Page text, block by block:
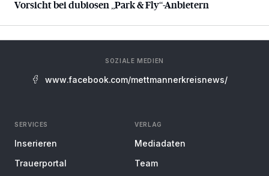
Vorsicht bei dubiosen „Park & Fly“-Anbietern
SOZIALE MEDIEN
www.facebook.com/mettmannerkreisnews/
SERVICES
Inserieren
Trauerportal
VERLAG
Mediadaten
Team